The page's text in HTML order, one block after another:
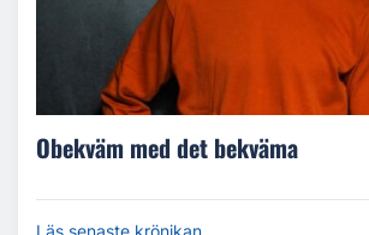
Obekväm med det bekväma
Läs senaste krönikan